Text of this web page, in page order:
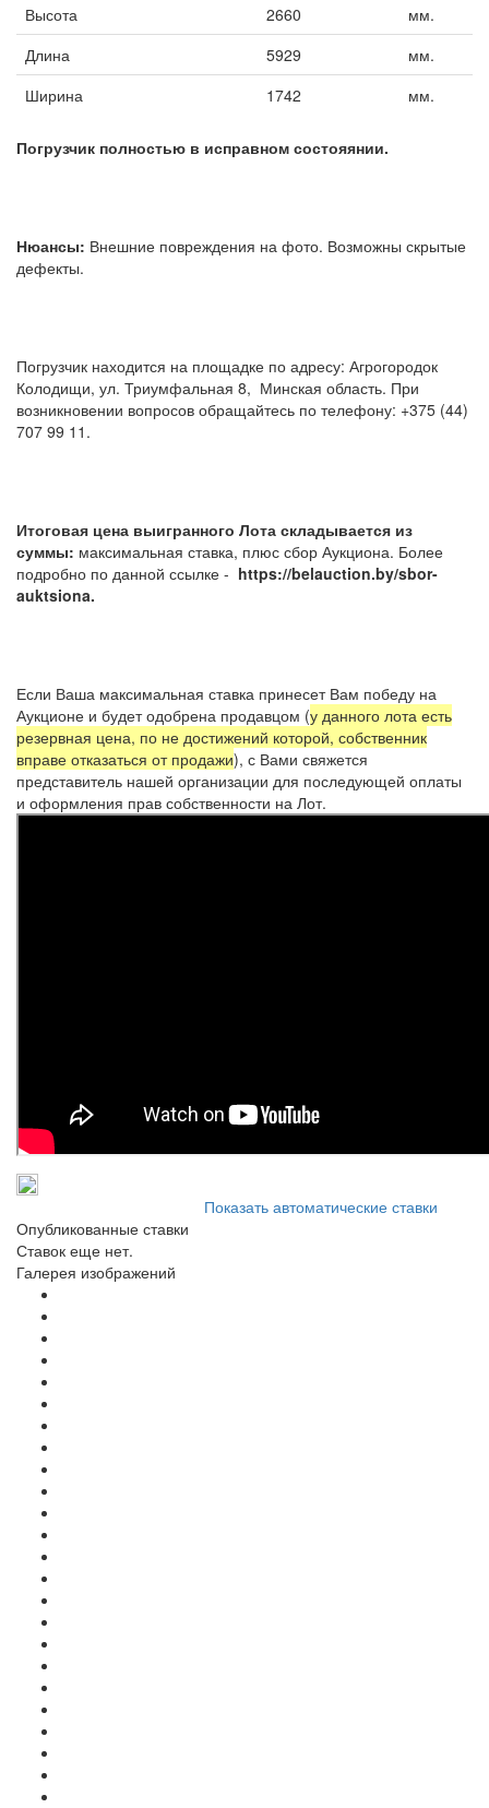
Высота 2660
мм.
Длина
5929
мм.
Ширина
1742 мм.
Погрузчик полностью в исправном состояянии.
Нюансы: Внешние повреждения на фото. Возможны скрытые
дефекты.
Погрузчик находится на площадке по адресу: Агрогородок
Колодищи, ул. Триумфальная 8, Минская область. При
возникновении вопросов обращайтесь по телефону: +375 (44)
707 99 11.
Итоговая цена выигранного Лота складывается из
суммы: максимальная ставка, плюс сбор Аукциона. Более
подробно по данной ссылке - https://belauction.by/sbor-
auktsiona.
Если Ваша максимальная ставка принесет Вам победу на
Аукционе и будет одобрена продавцом (у данного лота есть
резервная цена, по не достижений которой, собственник
вправе отказаться от продажи), с Вами свяжется
представитель нашей организации для последующей оплаты
и оформления прав собственности на Лот.
Показать автоматические ставки
Опубликованные ставки
Ставок еще нет.
Галерея изображений